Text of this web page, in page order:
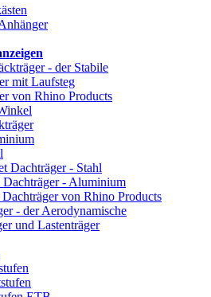
- der Stabile
mit Laufsteg
von Rhino Products
Dachträger - Stahl
- Aluminium
von Rhino Products
- der Aerodynamische
und Lastenträger